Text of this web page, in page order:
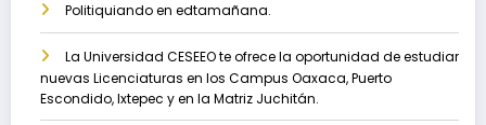
Politiquiando en edtamañana.
La Universidad CESEEO te ofrece la oportunidad de estudiar
nuevas Licenciaturas en los Campus Oaxaca, Puerto
Escondido, Ixtepec y en la Matriz Juchitán.